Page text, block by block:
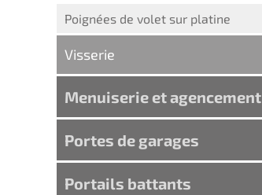
Poignées de volet sur platine
Visserie
Menuiserie et agencement
Portes de garages
Portails battants